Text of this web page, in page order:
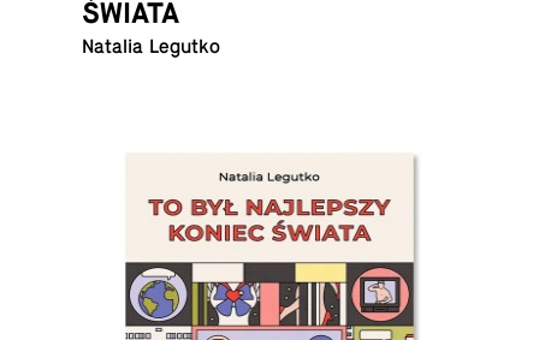
ŚWIATA
Natalia Legutko